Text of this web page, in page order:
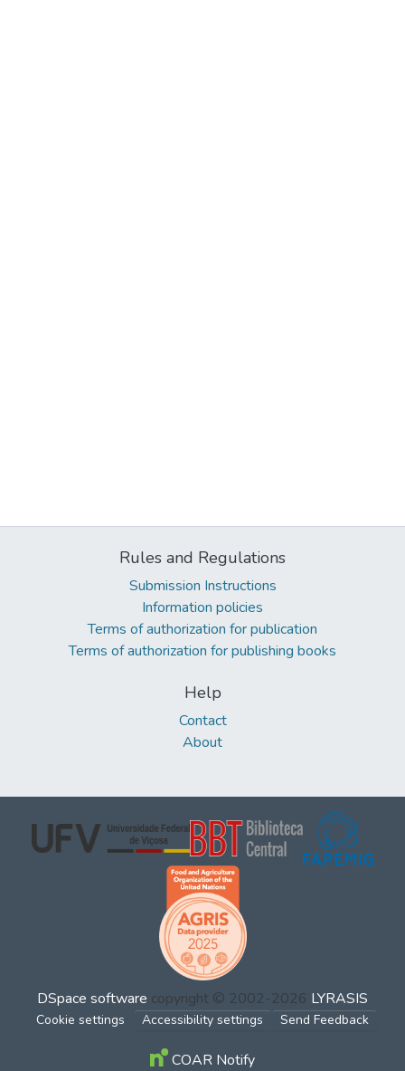
Rules and Regulations
Submission Instructions
Information policies
Terms of authorization for publication
Terms of authorization for publishing books
Help
Contact
About
DSpace software copyright © 2002-2026 LYRASIS
Cookie settings Accessibility settings Send Feedback
COAR Notify